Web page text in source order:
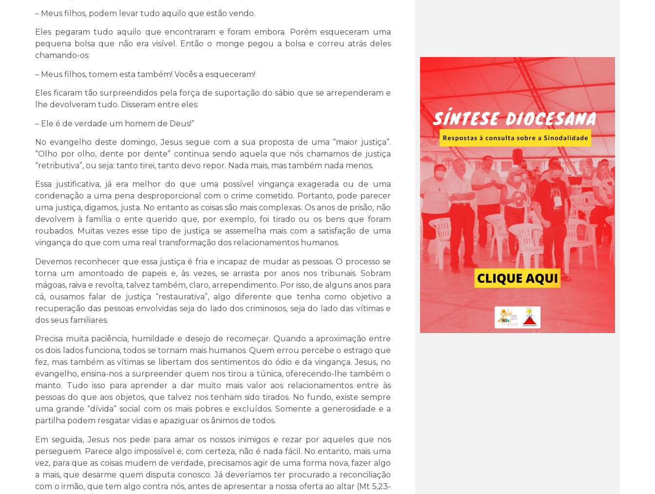
– Meus filhos, podem levar tudo aquilo que estão vendo.
Eles pegaram tudo aquilo que encontraram e foram embora. Porém esqueceram uma
pequena bolsa que não era visível. Então o monge pegou a bolsa e correu atrás deles
chamando-os:
– Meus filhos, tomem esta também! Vocês a esqueceram!
Eles ficaram tão surpreendidos pela força de suportação do sábio que se arrependeram e
lhe devolveram tudo. Disseram entre eles:
– Ele é de verdade um homem de Deus!”
No evangelho deste domingo, Jesus segue com a sua proposta de uma “maior justiça”.
“Olho por olho, dente por dente” continua sendo aquela que nós chamamos de justiça
“retributiva”, ou seja: tanto tirei, tanto devo repor. Nada mais, mas também nada menos.
Essa justificativa, já era melhor do que uma possível vingança exagerada ou de uma
condenação a uma pena desproporcional com o crime cometido. Portanto, pode parecer
uma justiça, digamos, justa. No entanto as coisas são mais complexas. Os anos de prisão, não
devolvem à família o ente querido que, por exemplo, foi tirado ou os bens que foram
roubados. Muitas vezes esse tipo de justiça se assemelha mais com a satisfação de uma
vingança do que com uma real transformação dos relacionamentos humanos.
Devemos reconhecer que essa justiça é fria e incapaz de mudar as pessoas. O processo se
torna um amontoado de papeis e, às vezes, se arrasta por anos nos tribunais. Sobram
mágoas, raiva e revolta, talvez também, claro, arrependimento. Por isso, de alguns anos para
cá, ousamos falar de justiça “restaurativa”, algo diferente que tenha como objetivo a
recuperação das pessoas envolvidas seja do lado dos criminosos, seja do lado das vítimas e
dos seus familiares.
Precisa muita paciência, humildade e desejo de recomeçar. Quando a aproximação entre
os dois lados funciona, todos se tornam mais humanos. Quem errou percebe o estrago que
fez, mas também as vítimas se libertam dos sentimentos do ódio e da vingança. Jesus, no
evangelho, ensina-nos a surpreender quem nos tirou a túnica, oferecendo-lhe também o
manto. Tudo isso para aprender a dar muito mais valor aos relacionamentos entre às
pessoas do que aos objetos, que talvez nos tenham sido tirados. No fundo, existe sempre
uma grande “dívida” social com os mais pobres e excluídos. Somente a generosidade e a
partilha podem resgatar vidas e apaziguar os ânimos de todos.
Em seguida, Jesus nos pede para amar os nossos inimigos e rezar por aqueles que nos
perseguem. Parece algo impossível e, com certeza, não é nada fácil. No entanto, mais uma
vez, para que as coisas mudem de verdade, precisamos agir de uma forma nova, fazer algo
a mais, que desarme quem disputa conosco. Já deveríamos ter procurado a reconciliação
com o irmão, que tem algo contra nós, antes de apresentar a nossa oferta ao altar (Mt 5,23-